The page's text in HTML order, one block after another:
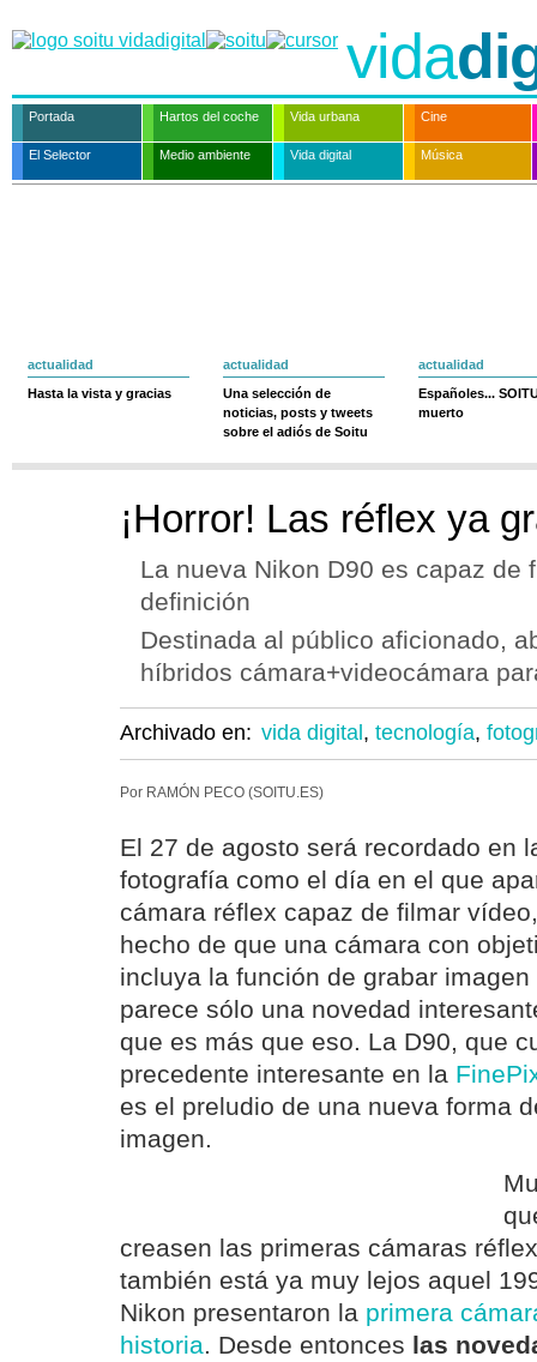
vida
Portada Hartos del coche Vida urbana Cine
El Selector Medio ambiente Vida digital Música
actualidad
Hasta la vista y gracias
actualidad
Una selección de
noticias, posts y tweets
sobre el adiós de Soitu
actualidad
Españoles...
muerto
¡Horror! Las réflex ya
La nueva Nikon D90 es capaz de
definición
Destinada al público aficionado,
híbridos cámara+videocámara
Archivado en: vida digital , tecnología,
Por RAMÓN PECO (SOITU.ES)
El 27 de agosto será recordado en
fotografía como el día en el que
cámara réflex capaz de filmar
hecho de que una cámara con
incluya la función de grabar
parece sólo una novedad
que es más que eso. La D90, que
precedente interesante en la
es el preludio de una nueva forma
imagen.
creasen las primeras cámaras
también está ya muy lejos aquel
Nikon presentaron la primera
historia. Desde entonces las